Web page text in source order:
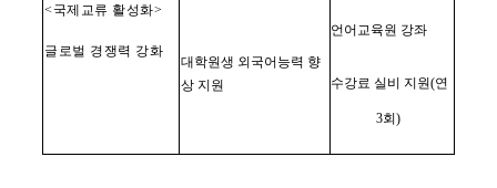
<국제교류 활성화>
글로벌 경쟁력 강화
대학원생 외국어능력 향
상 지원
언어교육원 강좌
수강료 실비 지원(연
3회)